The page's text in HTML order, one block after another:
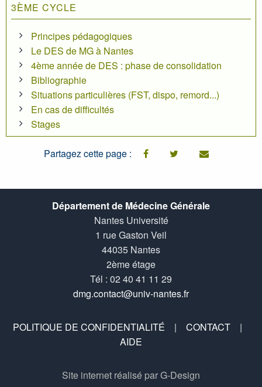
3ÈME CYCLE
Principes pédagogiques
Le DES de MG à Nantes
4ème année de DES : phase de consolidation
Bibliographie
Situations particulières (FST, dispo, remord...)
En cas de difficultés
Stages
Partagez cette page : facebook twitter
Département de Médecine Générale
Nantes Université
1 rue Gaston Veil
44035 Nantes
2ème étage
Tél : 02 40 41 11 29
dmg.contact@univ-nantes.fr
POLITIQUE DE CONFIDENTIALITÉ | CONTACT |
AIDE
Site internet réalisé par G-Design